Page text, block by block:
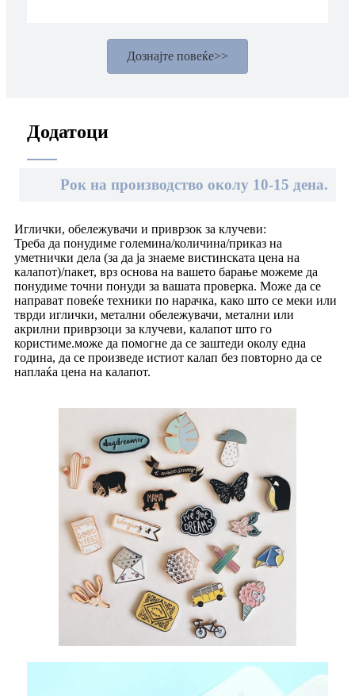
Дознајте повеќе>>
Додатоци
Рок на производство околу 10-15 дена.
Иглички, обележувачи и приврзок за клучеви:
Треба да понудиме големина/количина/приказ на
уметнички дела (за да ја знаеме вистинската цена на
калапот)/пакет, врз основа на вашето барање можеме да
понудиме точни понуди за вашата проверка. Може да се
направат повеќе техники по нарачка, како што се меки или
тврди иглички, метални обележувачи, метални или
акрилни приврзоци за клучеви, калапот што го
користиме.може да помогне да се заштеди околу една
година, да се произведе истиот калап без повторно да се
наплаќа цена на калапот.